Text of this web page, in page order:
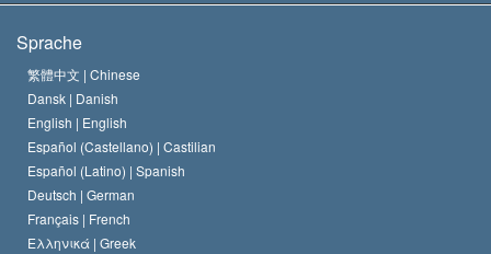
Das Glaubensbekenntnis der Scientology Kirche
Der Kodex eines Scientologen
David Miscavige
Internationale Menschenrechtsnormen
Eine öffentliche Erklärung über Religion
Sprache
繁體中文 | Chinese
Dansk | Danish
English | English
Español (Castellano) | Castilian
Español (Latino) | Spanish
Deutsch | German
Français | French
Ελληνικά | Greek